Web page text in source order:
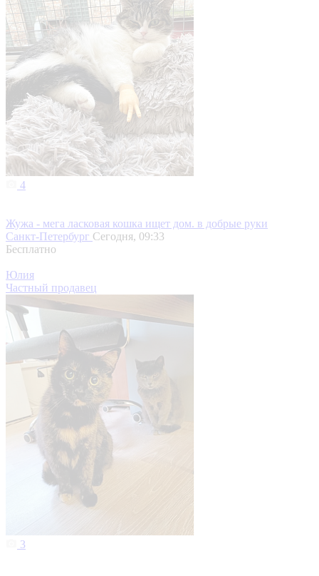
4
Жужа - мега ласковая кошка ищет дом. в добрые руки
Санкт-Петербург Сегодня, 09:33
Бесплатно
Юлия
Частный продавец
3